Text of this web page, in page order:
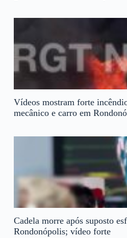
Vídeos mostram forte
mecânico e carro em
Cadela morre após suposto
Rondonópolis; vídeo forte